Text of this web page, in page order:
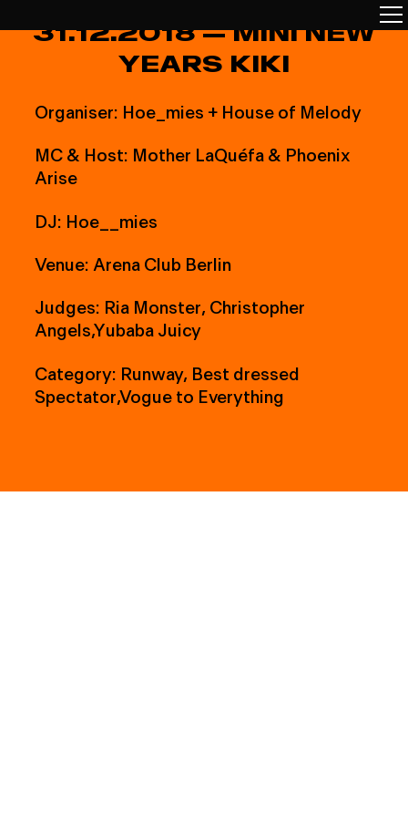
31.12.2018 — MINI NEW
YEARS KIKI
Organiser: H oe_ mies + H ouse of M el od y
MC & Host: Mother LaQuéfa & Phoenix
Arise
DJ: H oe_ mies
Venue: Arena Cl u b Ber in
Judges: Ria Monster, Christopher
Angels,Yubaba Juicy
Category: Runway, Best d ressed
Spectator,Vogue to Everyt hing